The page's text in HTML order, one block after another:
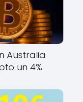
Australia
un 4%